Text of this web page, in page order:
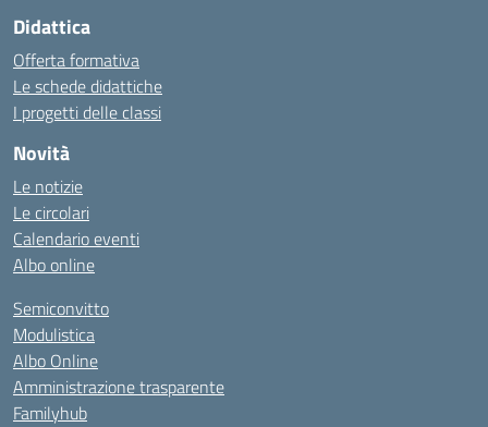
Didattica
Offerta formativa
Le schede didattiche
I progetti delle classi
Novità
Le notizie
Le circolari
Calendario eventi
Albo online
Semiconvitto
Modulistica
Albo Online
Amministrazione trasparente
Familyhub